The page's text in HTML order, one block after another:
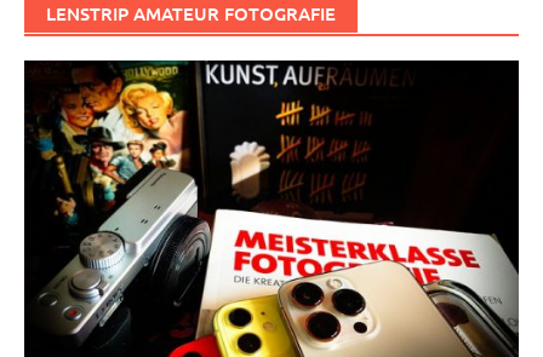
LENSTRIP AMATEUR FOTOGRAFIE